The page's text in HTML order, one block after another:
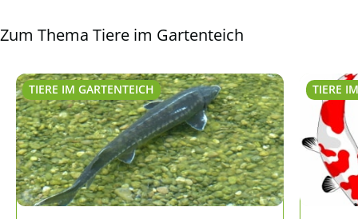
Zum Thema Tiere im Gartenteich
TIERE IM GARTENTEICH TIERE